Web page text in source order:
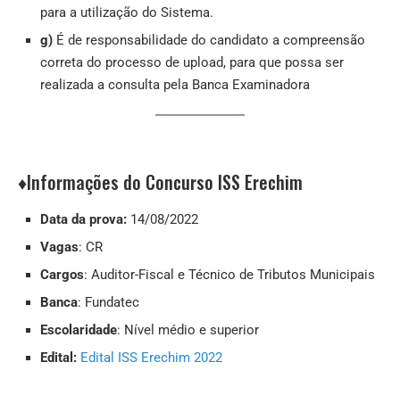
para a utilização do Sistema.
g) É de responsabilidade do candidato a compreensão
correta do processo de upload, para que possa ser
realizada a consulta pela Banca Examinadora
♦Informações do Concurso ISS Erechim
Data da prova: 14/08/2022
Vagas: CR
Cargos: Auditor-Fiscal e Técnico de Tributos Municipais
Banca: Fundatec
Escolaridade: Nível médio e superior
Edital: Edital ISS Erechim 2022